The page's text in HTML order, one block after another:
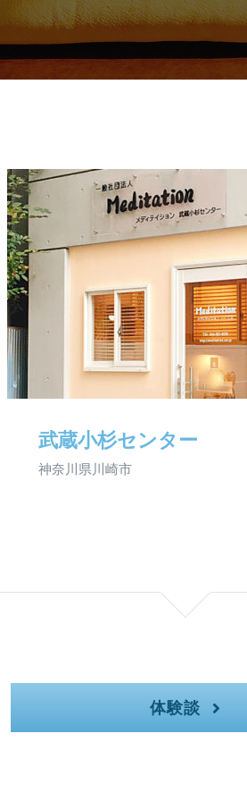
武蔵小杉センター
神奈川県川崎市
体験談